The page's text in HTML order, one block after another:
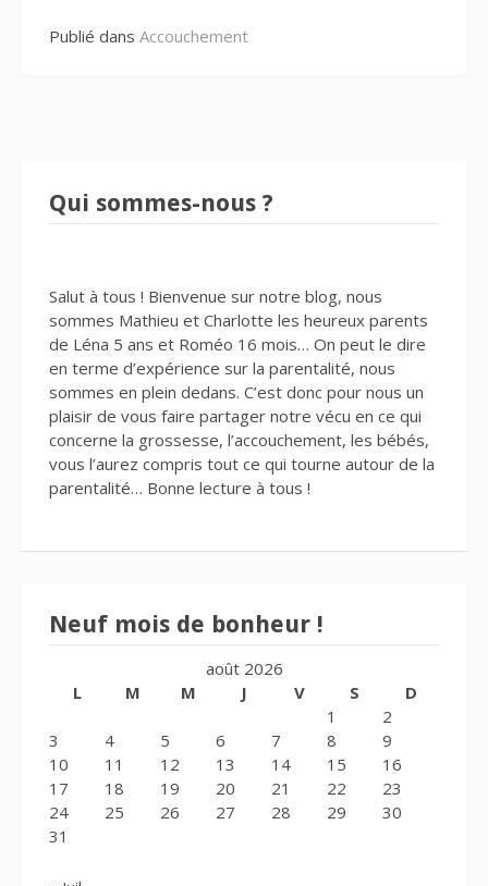
Publié dans Accouchement
Qui sommes-nous ?
Salut à tous ! Bienvenue sur notre blog, nous
sommes Mathieu et Charlotte les heureux parents
de Léna 5 ans et Roméo 16 mois… On peut le dire
en terme d’expérience sur la parentalité, nous
sommes en plein dedans. C’est donc pour nous un
plaisir de vous faire partager notre vécu en ce qui
concerne la grossesse, l’accouchement, les bébés,
vous l’aurez compris tout ce qui tourne autour de la
parentalité… Bonne lecture à tous !
Neuf mois de bonheur !
août 2026
L
M M J V S
D
1
2
3
4 5 6 7 8
9
10
11 12 13 14 15
16
17
18 19 20 21 22
23
24
25 26 27 28 29
30
31